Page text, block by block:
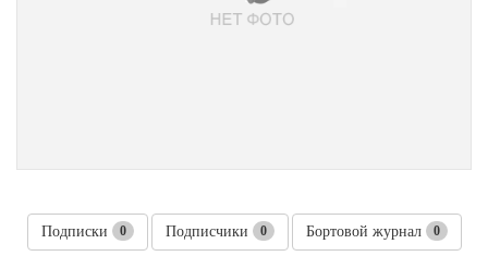
Подписки 0 Подписчики 0 Бортовой журнал 0